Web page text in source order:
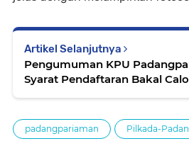
Artikel Selanjutnya
Pengumuman KPU
Syarat Pendaftaran Bakal
padangpariaman Pilkada-